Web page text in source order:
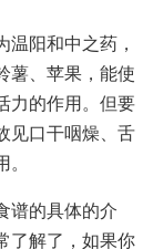
阳和中之药，
薯、苹果，能使
力的作用。但要
见口干咽燥、舌
谱的具体的介
了解了，如果你